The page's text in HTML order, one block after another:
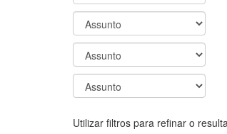
Utilizar filtros para refinar o